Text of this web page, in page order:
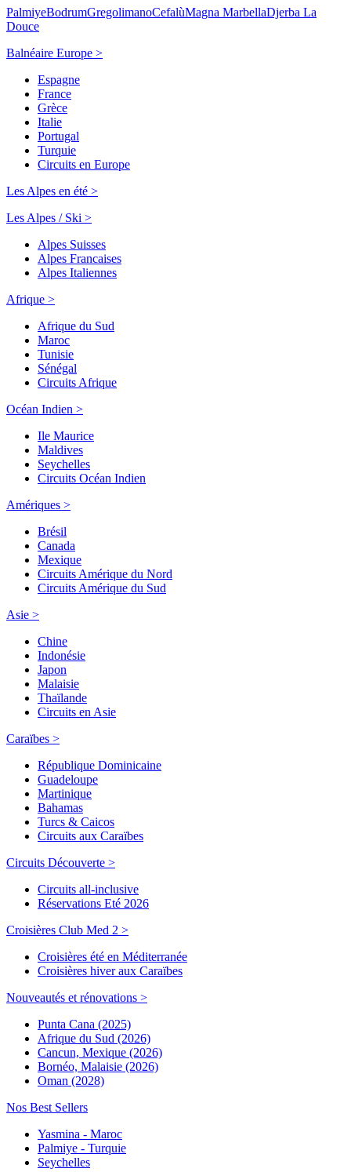
PalmiyeBodrumGregolimanoCefalùMagna MarbellaDjerba La
Douce
Balnéaire Europe >
Espagne
France
Grèce
Italie
Portugal
Turquie
Circuits en Europe
Les Alpes en été >
Les Alpes / Ski >
Alpes Suisses
Alpes Francaises
Alpes Italiennes
Afrique >
Afrique du Sud
Maroc
Tunisie
Sénégal
Circuits Afrique
Océan Indien >
Ile Maurice
Maldives
Seychelles
Circuits Océan Indien
Amériques >
Brésil
Canada
Mexique
Circuits Amérique du Nord
Circuits Amérique du Sud
Asie >
Chine
Indonésie
Japon
Malaisie
Thaïlande
Circuits en Asie
Caraïbes >
République Dominicaine
Guadeloupe
Martinique
Bahamas
Turcs & Caicos
Circuits aux Caraïbes
Circuits Découverte >
Circuits all-inclusive
Réservations Eté 2026
Croisières Club Med 2 >
Croisières été en Méditerranée
Croisières hiver aux Caraïbes
Nouveautés et rénovations >
Punta Cana (2025)
Afrique du Sud (2026)
Cancun, Mexique (2026)
Bornéo, Malaisie (2026)
Oman (2028)
Nos Best Sellers
Yasmina - Maroc
Palmiye - Turquie
Seychelles